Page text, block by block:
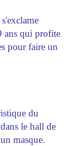
ans qui profite
pour faire un
du
le hall de
masque.